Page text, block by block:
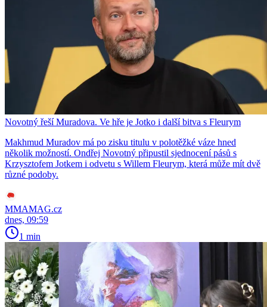
Novotný řeší Muradova. Ve hře je Jotko i další bitva s Fleurym
Makhmud Muradov má po zisku titulu v polotěžké váze hned
několik možností. Ondřej Novotný připustil sjednocení pásů s
Krzysztofem Jotkem i odvetu s Willem Fleurym, která může mít dvě
různé podoby.
MMAMAG.cz
dnes, 09:59
1 min